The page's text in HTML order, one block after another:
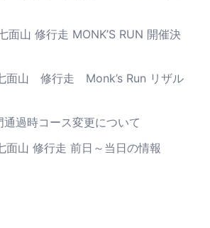
面山 修行走 MONK’S RUN 開催決
面山 修行走 Monk’s Run リザル
通過時コース変更について
面山 修行走 前日～当日の情報